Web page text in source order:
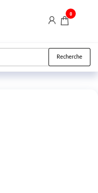
0
Recherche